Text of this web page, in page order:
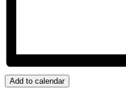
Add to calendar